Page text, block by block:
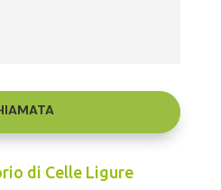
di Celle Ligure